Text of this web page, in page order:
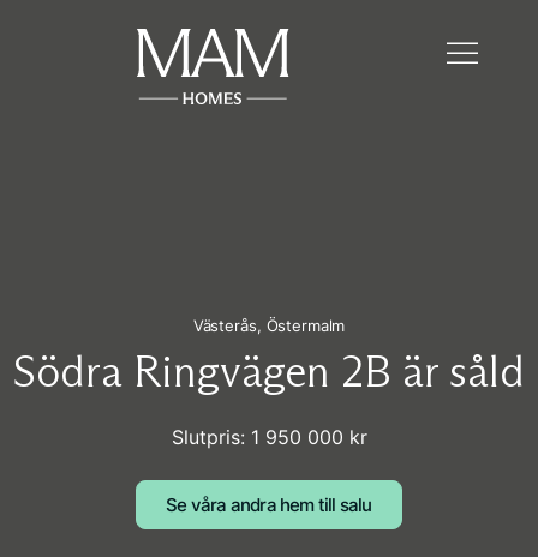
Västerås, Östermalm
Södra Ringvägen 2B är såld
Slutpris: 1 950 000 kr
Se våra andra hem till salu